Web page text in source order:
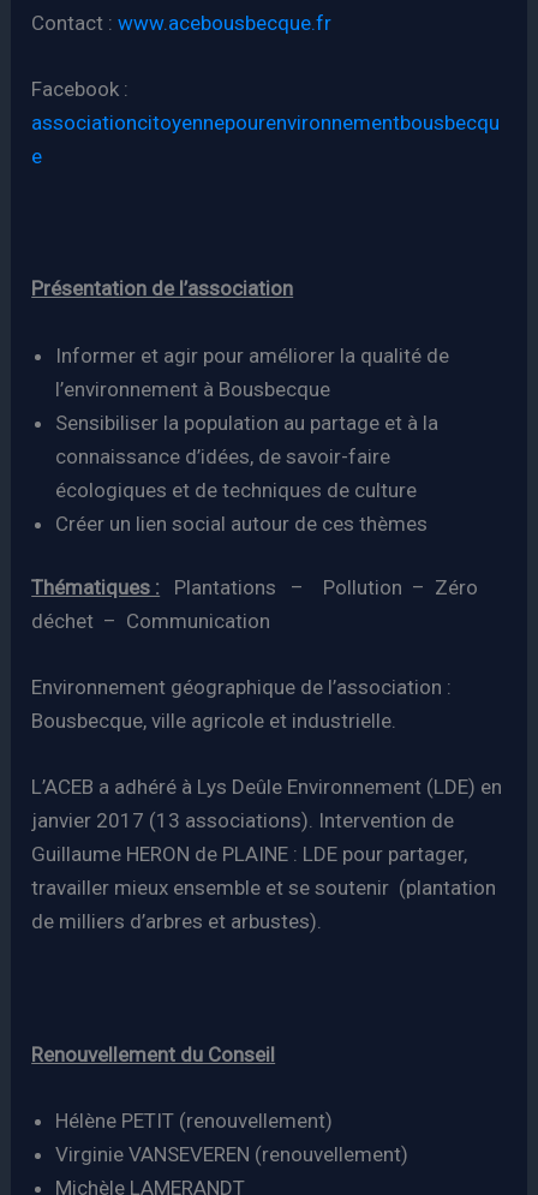
Contact :www.acebousbecque.fr
Facebook :
associationcitoyennepourenvironnementbousbecqu
e
Présentation de l’association
Informer et agir pour améliorer la qualité de
l’environnement à Bousbecque
Sensibiliser la population au partage et à la
connaissance d’idées, de savoir-faire
écologiques et de techniques de culture
Créer un lien social autour de ces thèmes
Thématiques : Plantations – Pollution – Zéro
déchet – Communication
Environnement géographique de l’association :
Bousbecque, ville agricole et industrielle.
L’ACEB a adhéré à Lys Deûle Environnement (LDE) en
janvier 2017 (13 associations). Intervention de
Guillaume HERON de PLAINE : LDE pour partager,
travailler mieux ensemble et se soutenir (plantation
de milliers d’arbres et arbustes).
Renouvellement du Conseil
Hélène PETIT (renouvellement)
Virginie VANSEVEREN (renouvellement)
Michèle LAMERANDT